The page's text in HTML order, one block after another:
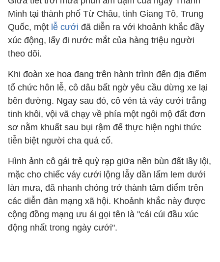
Minh tại thành phố Từ Châu, tỉnh Giang Tô, Trung
Quốc, một lễ cưới đã diễn ra với khoảnh khắc đầy
xúc động, lấy đi nước mắt của hàng triệu người
theo dõi.
Khi đoàn xe hoa đang trên hành trình đến địa điểm
tổ chức hôn lễ, cô dâu bất ngờ yêu cầu dừng xe lại
bên đường. Ngay sau đó, cô vén tà váy cưới trắng
tinh khôi, vội vã chạy về phía một ngôi mộ đất đơn
sơ nằm khuất sau bụi rậm để thực hiện nghi thức
tiễn biệt người cha quá cố.
Hình ảnh cô gái trẻ quỳ rạp giữa nền bùn đất lầy lội,
mặc cho chiếc váy cưới lộng lẫy dần lấm lem dưới
làn mưa, đã nhanh chóng trở thành tâm điểm trên
các diễn đàn mạng xã hội. Khoảnh khắc này được
cộng đồng mạng ưu ái gọi tên là "cái cúi đầu xúc
động nhất trong ngày cưới".